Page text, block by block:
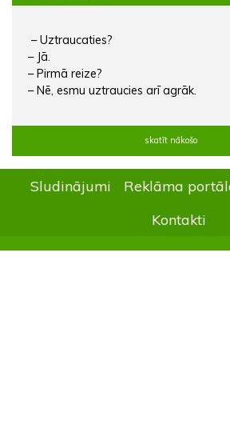
– Uztraucaties?
– Jā.
– Pirmā reize?
– Nē, esmu uztraucies arī agrāk.
skatīt nākošo
Sludinājumi Reklāma
Kontakti